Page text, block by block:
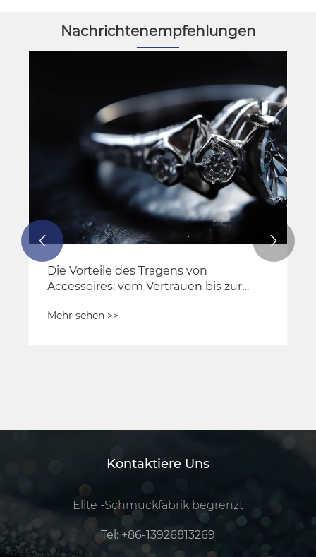
Nachrichtenempfehlungen
Die Vorteile des Tragens von
Accessoires: vom Vertrauen bis zur
Mehr sehen >>
 
Kontaktiere Uns
Elite -Schmuckfabrik begrenzt
Tel: +86-13926813269